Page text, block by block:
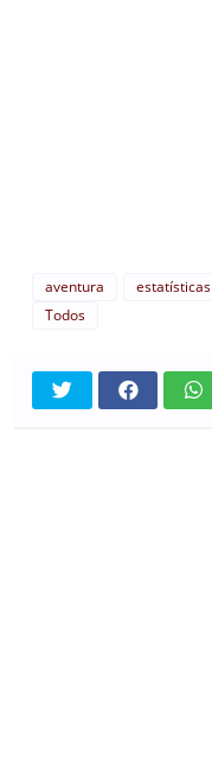
aventura estatísticas
Todos